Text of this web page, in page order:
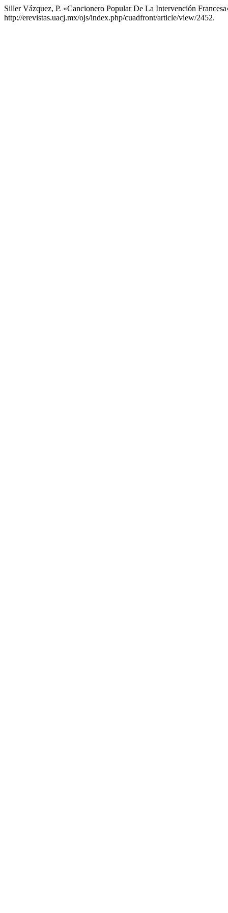
Siller Vázquez, P. «Cancionero Popular De La Intervención
http://erevistas.uacj.mx/ojs/index.php/cuadfront/article/view/2452.